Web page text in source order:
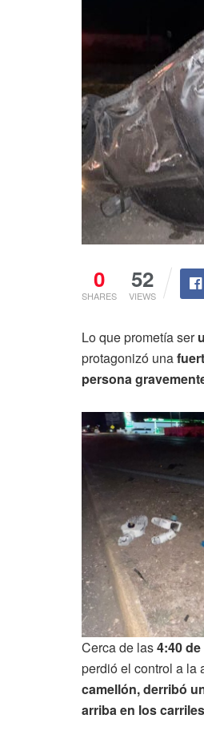
0
SHARES
52
VIEWS
Lo que prometía ser
protagonizó una
persona
Cerca de las4:40
perdió el control a la
camellón, derribó
arriba en los